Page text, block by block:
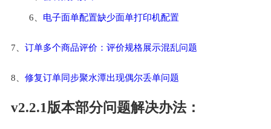
6、 电子面单配置缺少面单打印机配置
7、 订单多个商品评价：评价规格展示混乱问题
8、 修复订单同步聚水潭出现偶尔丢单问题
v2.2.1版本部分问题解决办法：